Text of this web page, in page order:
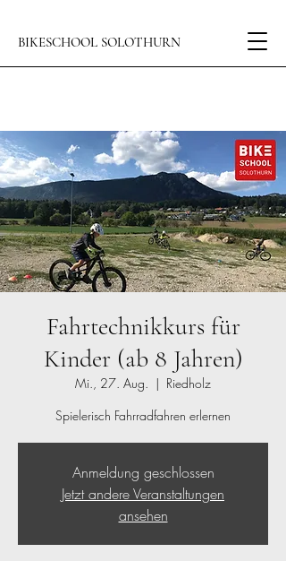
BIKESCHOOL SOLOTHURN
Fahrtechnikkurs für
Kinder (ab 8 Jahren)
Mi., 27. Aug.
  |
Riedholz
Spielerisch Fahrradfahren erlernen
Anmeldung geschlossen
Jetzt andere Veranstaltungen
ansehen